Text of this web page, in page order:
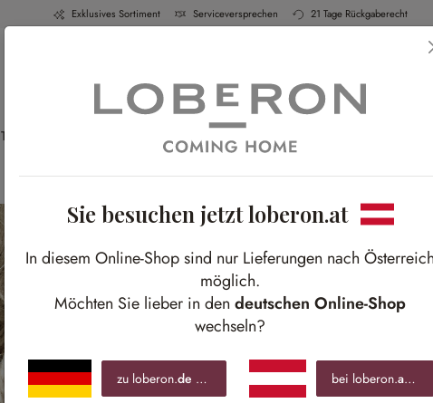
Exklusives Sortiment Serviceversprechen 21 Tage Rückgaberecht
Tisch & Küche Schlafen Bad
€
inkl.
Sie besuchen jetzt loberon.at
In diesem Online-Shop sind nur Lieferungen nach Österreich
möglich.
Möchten Sie lieber in den deutschen Online-Shop
wechseln?
zu loberon.de bei loberon.at